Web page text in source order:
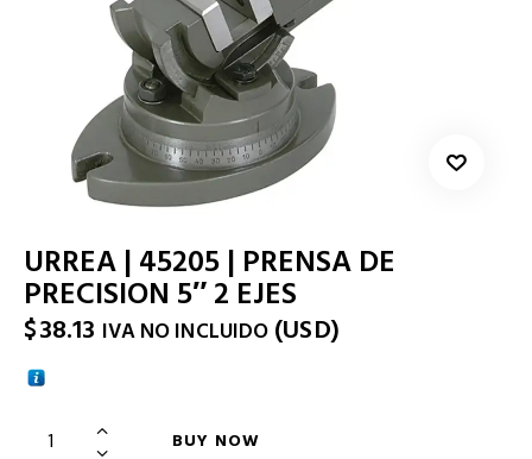
URREA | 45205 | PRENSA DE
PRECISION 5″ 2 EJES
$38.13 IVA NO INCLUIDO (USD)
BUY NOW